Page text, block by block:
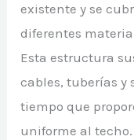
existente y se
diferentes
Esta estructura
cables, tuberías y
tiempo que
uniforme al techo.